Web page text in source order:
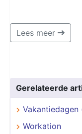
Lees meer
Gerelateerde
Vakantiedagen
Workation